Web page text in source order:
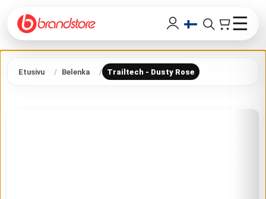
☰
Etusivu Belenka Trailtech - Dusty Rose